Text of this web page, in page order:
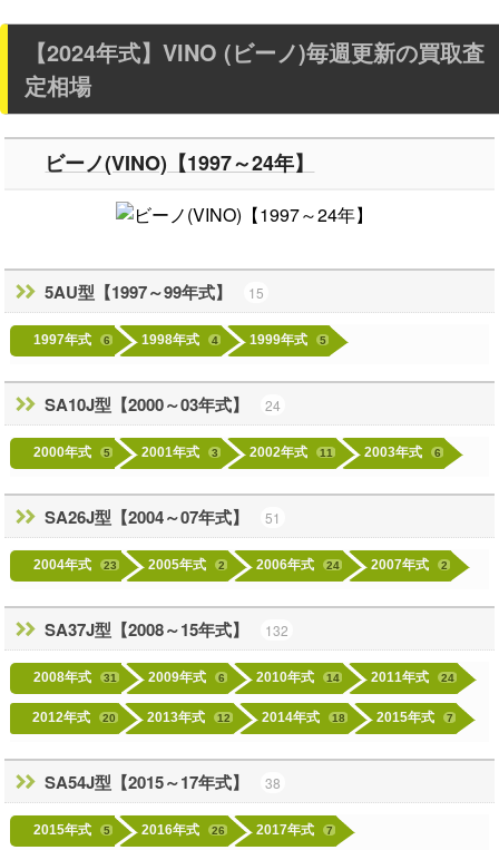
【2024年式】VINO (ビーノ)毎週更新の買取査
定相場
ビーノ(VINO)【1997～24年】
5AU型【1997～99年式】 15
1997年式 6 1998年式 4 1999年式 5
SA10J型【2000～03年式】 24
2000年式 5 2001年式 3 2002年式 11 2003年式 6
SA26J型【2004～07年式】 51
2004年式 23 2005年式 2 2006年式 24 2007年式 2
SA37J型【2008～15年式】 132
2008年式 31 2009年式 6 2010年式 14 2011年式 24
2012年式 20 2013年式 12 2014年式 18 2015年式 7
SA54J型【2015～17年式】 38
2015年式 5 2016年式 26 2017年式 7